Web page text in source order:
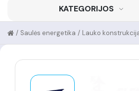
KATEGORIJOS
Lauko
/
Saulės energetika
/